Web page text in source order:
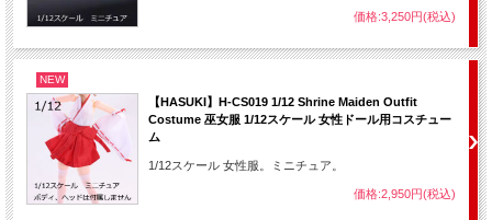
価格:3,250円(税込)
NEW
【HASUKI】H-CS019 1/12 Shrine Maiden Outfit
Costume 巫女服 1/12スケール 女性ドール用コスチュー
ム
1/12スケール 女性服。ミニチュア。
価格:2,950円(税込)